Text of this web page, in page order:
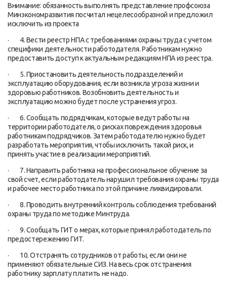
Внимание: обязанность выполнять представление профсоюза
Минэкономразвития посчитал нецелесообразной и предложил
исключить из проекта
· 4. Вести реестр НПА с требованиями охраны труда с учетом
специфики деятельности работодателя. Работникам нужно
предоставить доступ к актуальным редакциям НПА из реестра.
· 5. Приостановить деятельность подразделений и
эксплуатацию оборудования, если возникла угроза жизни и
здоровью работников. Возобновить деятельность и
эксплуатацию можно будет после устранения угроз.
· 6. Сообщать подрядчикам, которые ведут работы на
территории работодателя, о рисках повреждения здоровья
работникам подрядчиков. Затем работодателю нужно будет
разработать мероприятия, чтобы исключить такой риск, и
принять участие в реализации мероприятий.
· 7. Направить работника на профессиональное обучение за
свой счет, если работодатель нарушил требования охраны труда
и рабочее место работника по этой причине ликвидировали.
· 8. Проводить внутренний контроль соблюдения требований
охраны труда по методике Минтруда.
· 9. Сообщать ГИТ о мерах, которые принял работодатель по
предостережению ГИТ.
· 10. Отстранять сотрудников от работы, если они не
применяют обязательные СИЗ. На весь срок отстранения
работнику зарплату платить не надо.